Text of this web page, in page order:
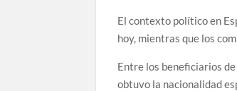
El contexto político en
hoy, mientras que los
Entre los beneficiarios
obtuvo la nacionalidad